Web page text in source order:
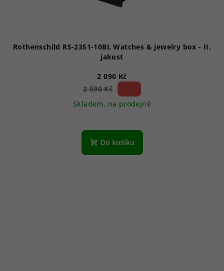
Rothenschild RS-2351-10BL Watches & jewelry box - II.
jakost
2 090 Kč
2 590 Kč
Skladem, na prodejně
Do košíku